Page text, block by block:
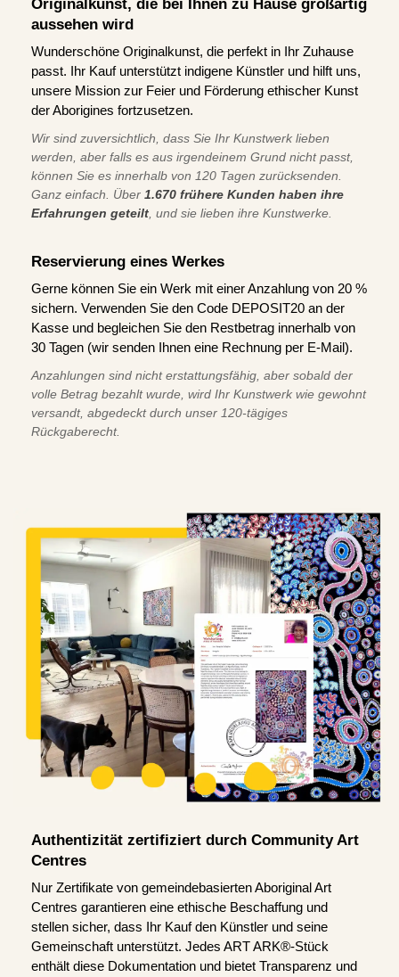
Originalkunst, die bei Ihnen zu Hause großartig
aussehen wird
Wunderschöne Originalkunst, die perfekt in Ihr Zuhause
passt. Ihr Kauf unterstützt indigene Künstler und hilft uns,
unsere Mission zur Feier und Förderung ethischer Kunst
der Aborigines fortzusetzen.
Wir sind zuversichtlich, dass Sie Ihr Kunstwerk lieben
werden, aber falls es aus irgendeinem Grund nicht passt,
können Sie es innerhalb von 120 Tagen zurücksenden.
Ganz einfach. Über 1.670 frühere Kunden haben ihre
Erfahrungen geteilt , und sie lieben ihre Kunstwerke.
Reservierung eines Werkes
Gerne können Sie ein Werk mit einer Anzahlung von 20 %
sichern. Verwenden Sie den Code DEPOSIT20 an der
Kasse und begleichen Sie den Restbetrag innerhalb von
30 Tagen (wir senden Ihnen eine Rechnung per E-Mail).
Anzahlungen sind nicht erstattungsfähig, aber sobald der
volle Betrag bezahlt wurde, wird Ihr Kunstwerk wie gewohnt
versandt, abgedeckt durch unser 120-tägiges
Rückgaberecht.
Authentizität zertifiziert durch Community Art
Centres
Nur Zertifikate von gemeindebasierten Aboriginal Art
Centres garantieren eine ethische Beschaffung und
stellen sicher, dass Ihr Kauf den Künstler und seine
Gemeinschaft unterstützt. Jedes ART ARK®-Stück
enthält diese Dokumentation und bietet Transparenz und